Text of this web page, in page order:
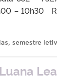
– 10h30
, semestre